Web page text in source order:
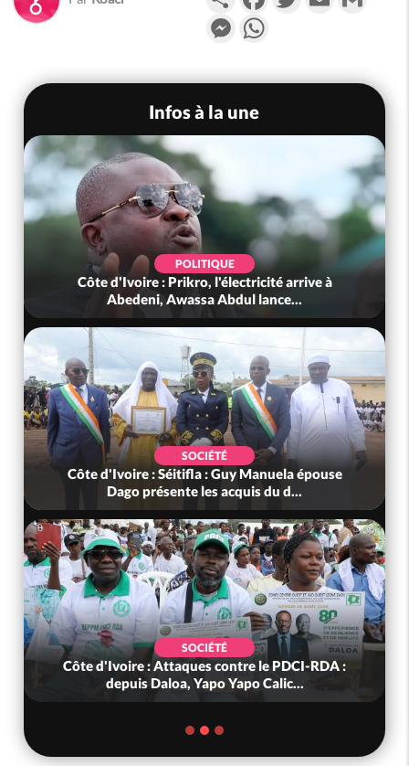
Messenger
Infos à la une
POLITIQUE
Côte d'Ivoire : Prikro, l'électricité arrive à
Abedeni, Awassa Abdul lance...
SOCIÉTÉ
Côte d'Ivoire : Séitifla : Guy Manuela épouse
Dago présente les acquis du d...
SOCIÉTÉ
Côte d'Ivoire : Attaques contre le PDCI-RDA :
depuis Daloa, Yapo Yapo Calic...